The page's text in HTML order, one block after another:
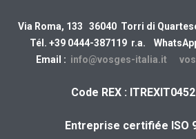
Via Roma, 133 36040 Torri di
Tél. +39 0444-387119 r.a.
Email : info@vosges-italia.it
Code REX :
Entreprise certifiée ISO